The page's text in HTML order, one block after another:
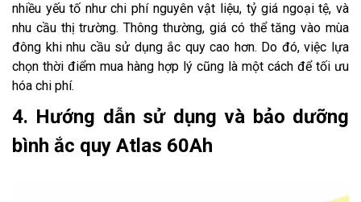
nhiều yếu tố như chi phí nguyên vật liệu, tỷ giá ngoại tệ, và
nhu cầu thị trường. Thông thường, giá có thể tăng vào mùa
đông khi nhu cầu sử dụng ắc quy cao hơn. Do đó, việc lựa
chọn thời điểm mua hàng hợp lý cũng là một cách để tối ưu
hóa chi phí.
4. Hướng dẫn sử dụng và bảo dưỡng
bình ắc quy Atlas 60Ah